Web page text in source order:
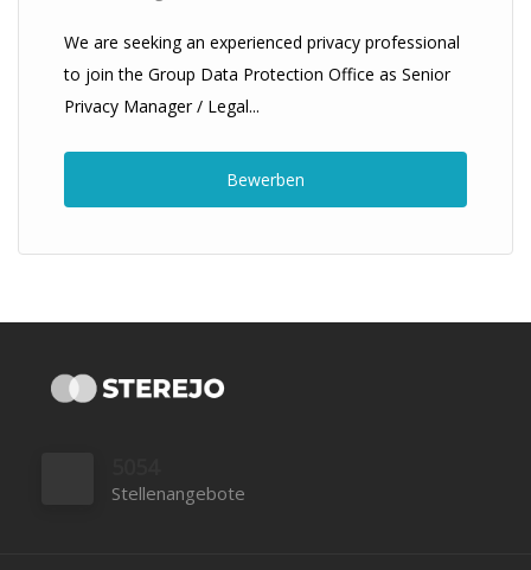
We are seeking an experienced privacy professional
to join the Group Data Protection Office as Senior
Privacy Manager / Legal...
Bewerben
Stellenangebote